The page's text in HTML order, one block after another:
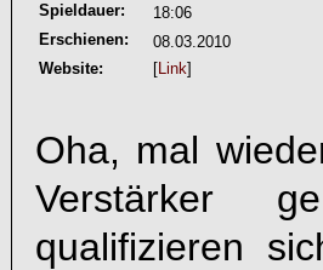
Spieldauer:
18:06
Erschienen:
08.03.2010
Website:
[Link]
Oha, mal
Verstärker
qualifizieren